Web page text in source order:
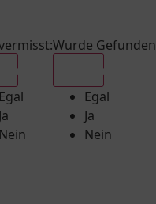
:
Egal
Ja
Nein
Wurde Gefunden
Egal
Ja
Nein